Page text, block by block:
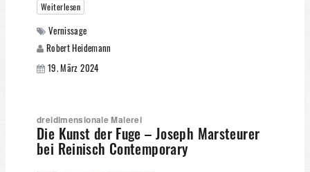
Weiterlesen
Vernissage
Robert Heidemann
19. März 2024
dreidimensionale Malerei
Die Kunst der Fuge – Joseph Marsteurer
bei Reinisch Contemporary